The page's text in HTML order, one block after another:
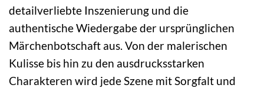
detailverliebte Inszenierung und die
authentische Wiedergabe der ursprünglichen
Märchenbotschaft aus. Von der malerischen
Kulisse bis hin zu den ausdrucksstarken
Charakteren wird jede Szene mit Sorgfalt und